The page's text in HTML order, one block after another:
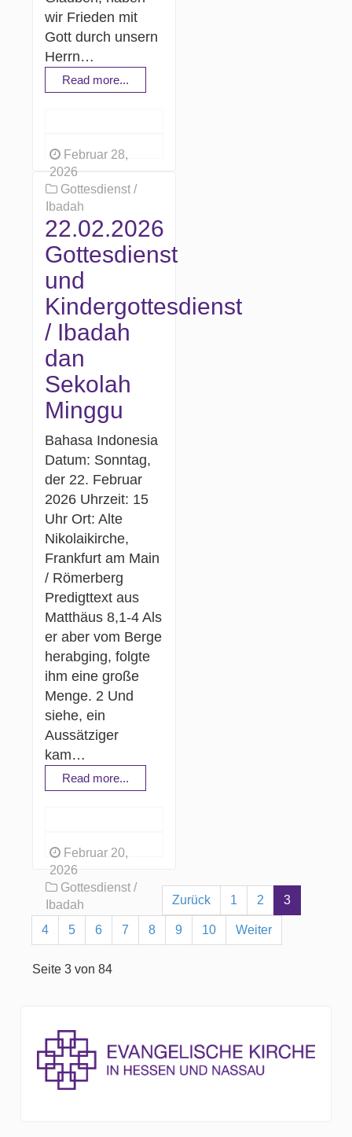
wir Frieden mit
Gott durch unsern
Herrn…
Read more...
Februar 28,
2026
Gottesdienst /
Ibadah
22.02.2026
Gottesdienst
und
Kindergottesdienst
/ Ibadah
dan
Sekolah
Minggu
Bahasa Indonesia
Datum: Sonntag,
der 22. Februar
2026 Uhrzeit: 15
Uhr Ort: Alte
Nikolaikirche,
Frankfurt am Main
/ Römerberg
Predigttext aus
Matthäus 8,1-4 Als
er aber vom Berge
herabging, folgte
ihm eine große
Menge. 2 Und
siehe, ein
Aussätziger
kam…
Read more...
Februar 20,
2026
Gottesdienst /
Ibadah
Zurück 1 2 3
4 5 6 7 8 9 10 Weiter
Seite 3 von 84